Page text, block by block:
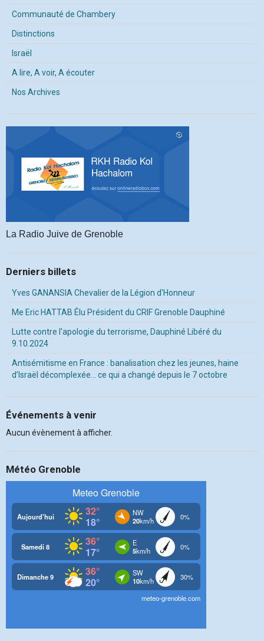
Communauté de Chambery
Distinctions
Israël
A lire, A voir, A écouter
Nos Archives
La Radio Juive de Grenoble
Derniers billets
Yves GANANSIA Chevalier de la Légion d'Honneur
Me Eric HATTAB Élu Président du CRIF Grenoble Dauphiné
Lutte contre l'apologie du terrorisme, Dauphiné Libéré du
9.10.2024
Antisémitisme en France : banalisation chez les jeunes, haine
d’Israël décomplexée… ce qui a changé depuis le 7 octobre
Événements à venir
Aucun évènement à afficher.
Météo Grenoble